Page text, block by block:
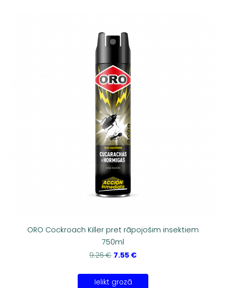
ORO Cockroach Killer pret rāpojošim insektiem
750ml
9.26 € 7.55 €
Ielikt grozā